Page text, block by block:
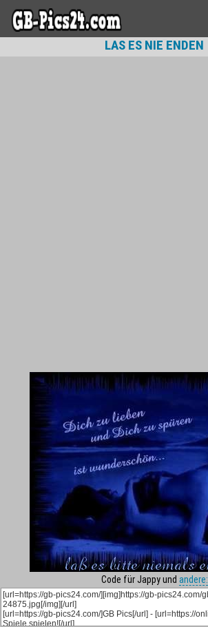
LAS ES NIE ENDEN
Code für Jappy und andere: